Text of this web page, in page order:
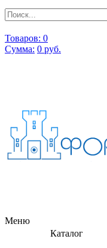
Товаров: 0
Сумма: 0 руб.
Меню
Каталог